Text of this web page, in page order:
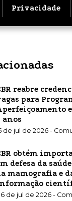
Privacidade
reabre
para
anos
de jul de 2026 -
obtém
defesa da
mamografia e
de jul de 2026 -